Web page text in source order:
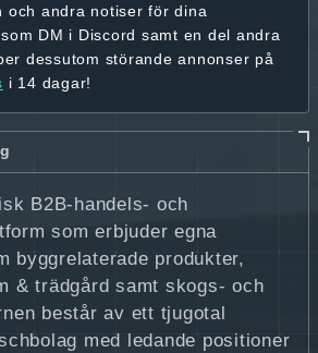
och andra notiser för dina
DM i Discord samt en del andra
dessutom störande annonser på
i 14 dagar!
B2B-handels- och
som erbjuder egna
byggrelaterade produkter,
& trädgård samt skogs- och
består av ett tjugotal
med ledande positioner